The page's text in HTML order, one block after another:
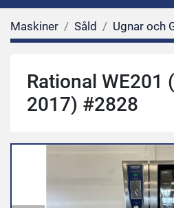
Maskiner Såld Ugnar och
Rational WE201
2017) #2828